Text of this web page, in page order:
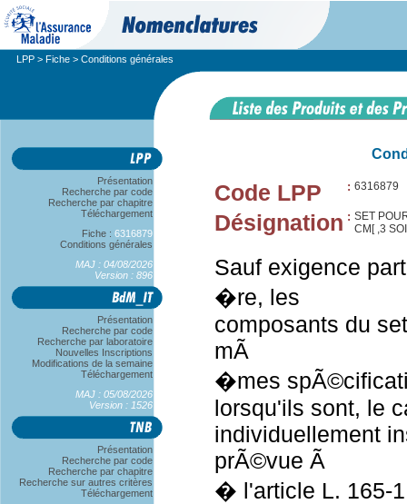
LPP > Fiche > Conditions générales
Présentation
Recherche par code
Recherche par chapitre
Téléchargement
Fiche : 6316879
Conditions générales
MAJ : 04/08/2026
Version : 896
Présentation
Recherche par code
Recherche par laboratoire
Nouvelles Inscriptions
Modifications de la semaine
Téléchargement
MAJ : 05/08/2026
Version : 1526
Présentation
Recherche par code
Recherche par chapitre
Recherche sur autres critères
Téléchargement
Code LPP : 6316879
Désignation : SET
CM[ ,3
Sauf exigence
�re, les
composants du
mÃ
�mes
lorsqu'ils sont, le
individuellement
prÃ©vue Ã
� l'article L. 165-